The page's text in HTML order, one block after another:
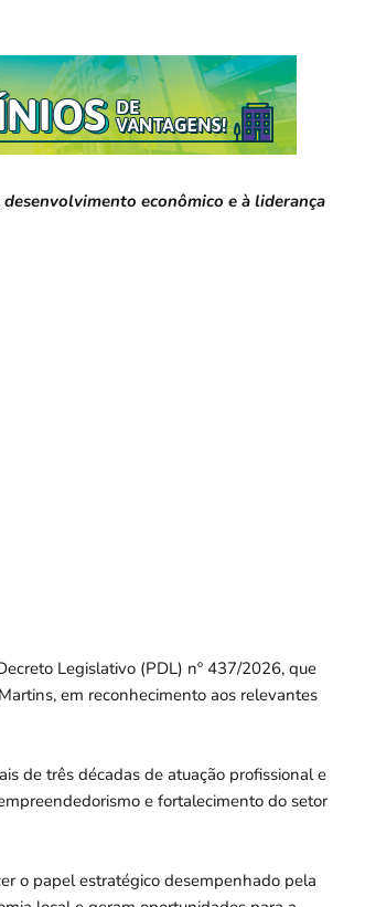
econômico e à liderança
Legislativo (PDL) nº 437/2026, que
em reconhecimento aos relevantes
de três décadas de atuação profissional e
e fortalecimento do setor
o papel estratégico desempenhado pela